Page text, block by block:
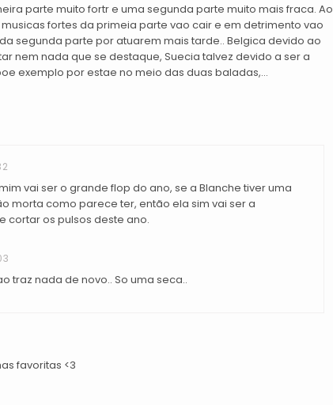
parte muito fortr e uma segunda parte muito mais fraca. Ao
fortes da primeia parte vao cair e em detrimento vao
segunda parte por atuarem mais tarde.. Belgica devido ao
nem nada que se destaque, Suecia talvez devido a ser a
exemplo por estae no meio das duas baladas,...
vai ser o grande flop do ano, se a Blanche tiver uma
morta como parece ter, então ela sim vai ser a
cortar os pulsos deste ano.
traz nada de novo.. So uma seca..
favoritas <3